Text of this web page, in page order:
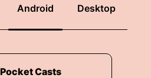
Android Desktop
Pocket Casts